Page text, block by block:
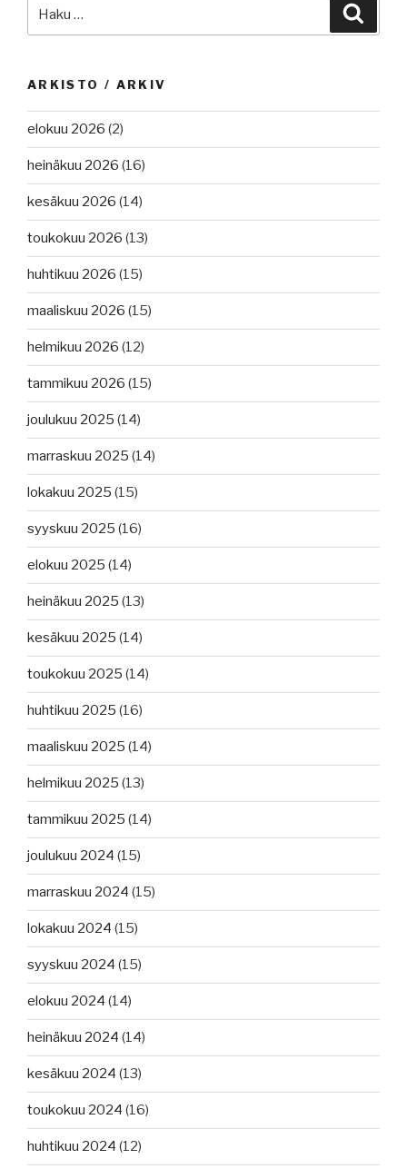
ARKISTO / ARKIV
elokuu 2026 (2)
heinäkuu 2026 (16)
kesäkuu 2026 (14)
toukokuu 2026 (13)
huhtikuu 2026 (15)
maaliskuu 2026 (15)
helmikuu 2026 (12)
tammikuu 2026 (15)
joulukuu 2025 (14)
marraskuu 2025 (14)
lokakuu 2025 (15)
syyskuu 2025 (16)
elokuu 2025 (14)
heinäkuu 2025 (13)
kesäkuu 2025 (14)
toukokuu 2025 (14)
huhtikuu 2025 (16)
maaliskuu 2025 (14)
helmikuu 2025 (13)
tammikuu 2025 (14)
joulukuu 2024 (15)
marraskuu 2024 (15)
lokakuu 2024 (15)
syyskuu 2024 (15)
elokuu 2024 (14)
heinäkuu 2024 (14)
kesäkuu 2024 (13)
toukokuu 2024 (16)
huhtikuu 2024 (12)